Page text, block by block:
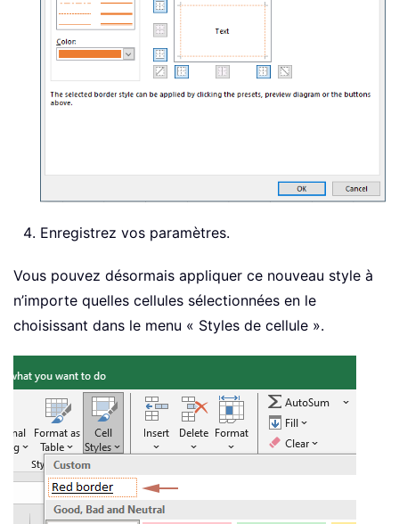
Enregistrez vos paramètres.
Vous pouvez désormais appliquer ce nouveau style à
n’importe quelles cellules sélectionnées en le
choisissant dans le menu « Styles de cellule ».